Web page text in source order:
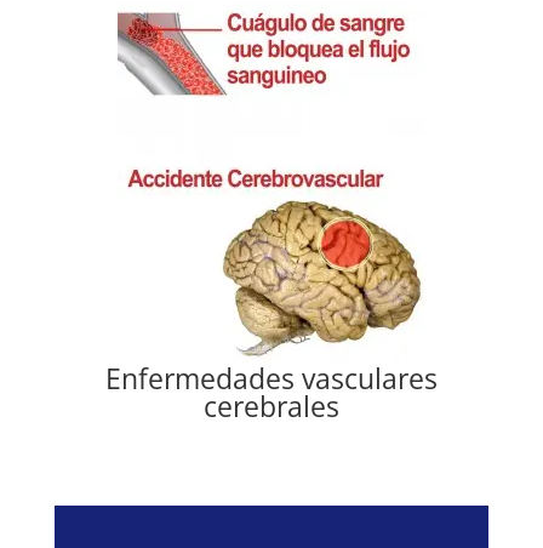
Enfermedades vasculares
cerebrales